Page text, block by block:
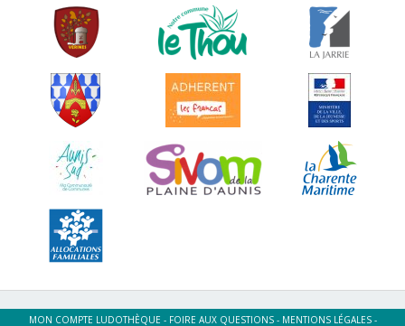
MON COMPTE LUDOTHÈQUE - FOIRE AUX QUESTIONS- MENTIONS LÉGALES-